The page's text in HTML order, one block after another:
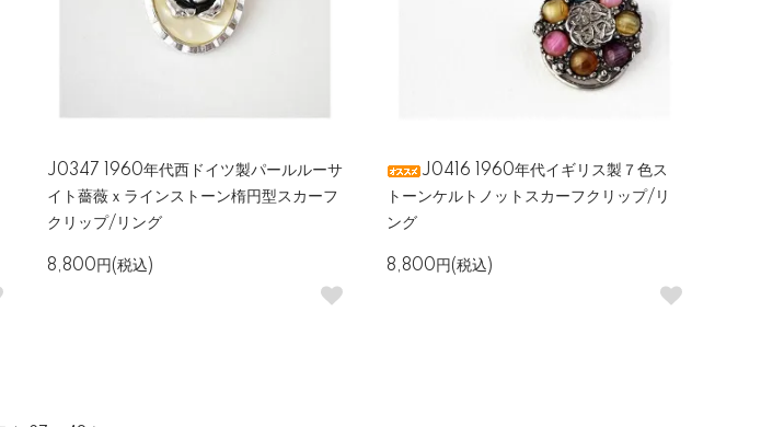
J0347 1960年代西ドイツ製パールルーサ
イト薔薇ｘラインストーン楕円型スカーフ
クリップ/リング
8,800円(税込)
J0416 1960年代イギリス製７色ス
トーンケルトノットスカーフクリップ/リ
ング
8,800円(税込)